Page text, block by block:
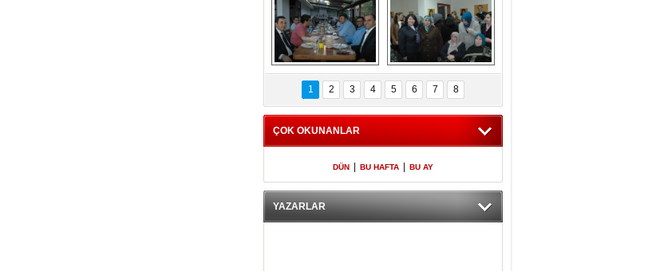
Kaymakamlıktan
iftar yemeği
NERGÜL
YILDIRIM SEÇİM
BÜROSUNU AÇTI
1 2 3 4 5 6 7 8
ÇOK OKUNANLAR
DÜN BU HAFTA BU AY
YAZARLAR